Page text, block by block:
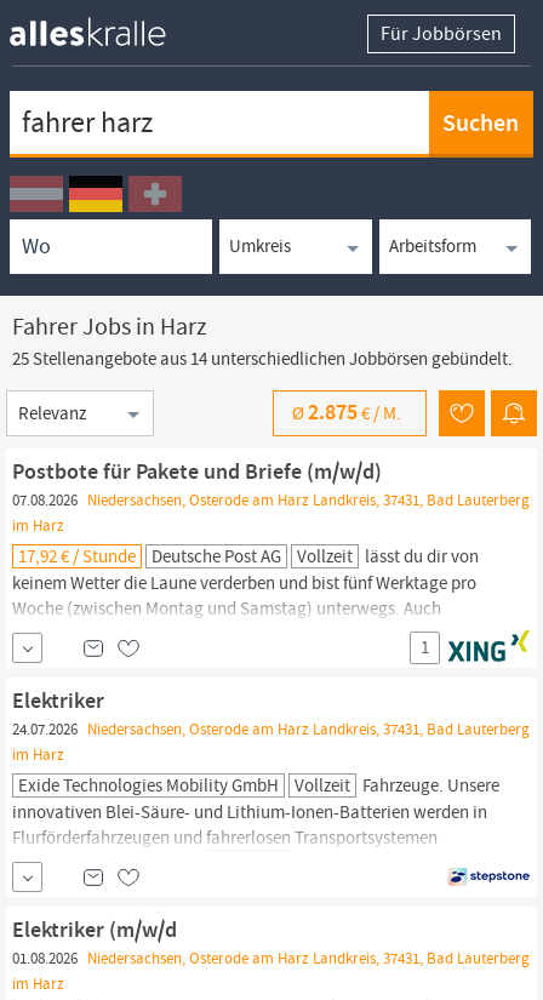
Für Jobbörsen
Ortssuche
Umkreissuche
Arbeitsform
Fahrer Jobs in Harz
25 Stellenangebote aus 14 unterschiedlichen Jobbörsen gebündelt.
Sortierung
Ø2.875€ / M.
Postbote für Pakete und Briefe (m/w/d)
07.08.2026 Niedersachsen, Osterode am Harz Landkreis, 37431, Bad Lauterberg
im Harz
17,92 € / Stunde Deutsche Post AG Vollzeit lässt du dir von
keinem Wetter die Laune verderben und bist fünf Werktage pro
Woche (zwischen Montag und Samstag) unterwegs. Auch
Quereinsteiger, Rentner oder Studenten sind bei uns herzlich
willkommen, denn du zählst, wie du bist! Wir freuen uns auf deine
den Bewerben -Button –
1
Elektriker
24.07.2026 Niedersachsen, Osterode am Harz Landkreis, 37431, Bad Lauterberg
im Harz
Exide Technologies Mobility GmbH Vollzeit Fahrzeuge. Unsere
innovativen Blei-Säure- und Lithium-Ionen-Batterien werden in
Flurförderfahrzeugen und fahrerlosen Transportsystemen
eingesetzt. Wir beliefern Erstausrüster, Ersatzteilmarkt und
Sonderprojekte mit unseren Top-Marken und denen unserer
Kunden. Für unseren Standort in Bad Lauterberg suchen wir zum
nächstmöglichen Zeitpunkt einen...
Elektriker (m/w/d
01.08.2026 Niedersachsen, Osterode am Harz Landkreis, 37431, Bad Lauterberg
im Harz